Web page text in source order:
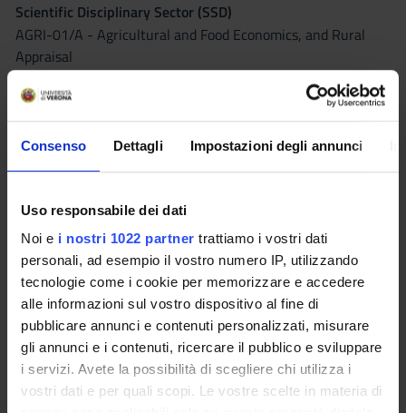
Consenso Dettagli Impostazioni degli annunci
Uso responsabile dei dati
Noi e i nostri 1022 partner trattiamo i vostri dati
personali, ad esempio il vostro numero IP, utilizzando
tecnologie come i cookie per memorizzare e accedere
alle informazioni sul vostro dispositivo al fine di
pubblicare annunci e contenuti personalizzati, misurare
gli annunci e i contenuti, ricercare il pubblico e sviluppare
i servizi. Avete la possibilità di scegliere chi utilizza i
vostri dati e per quali scopi. Le vostre scelte in materia di
Scientific Disciplinary Sector (SSD)
AGRI-01/A - Agricultural and Food Economics, and Rural
Appraisal
Period
Secondo semestre LM dal Feb 22, 2027 al May 20, 2027.
Courses Single
Authorized
Lessons timetable
Learning objectives
The course aims to introduce students to the topics of wine
supply chain management, trade, consumer behavior, and
marketing of wine and alcoholic beverages.
Supply Chain
The study of supply chains aims to outline approaches and